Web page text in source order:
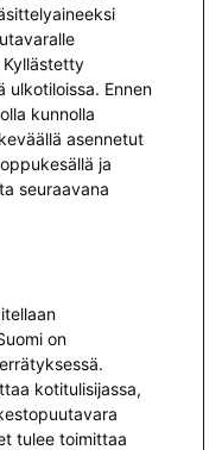
Kyllästetty
ulkotiloissa. Ennen
kunnolla
asennetut
ja
seuraavana
on
kotitulisijassa,
tulee toimittaa